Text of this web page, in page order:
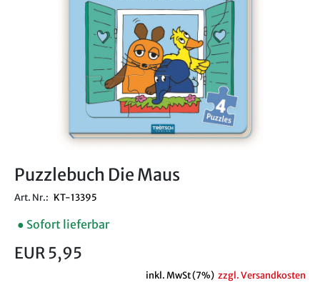
Puzzlebuch Die Maus
Art. Nr.: KT-13395
● Sofort lieferbar
EUR 5,95
inkl. MwSt (7%) zzgl. Versandkosten